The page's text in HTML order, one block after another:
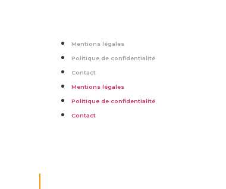
Mentions légales
Politique de confidentialité
Contact
Mentions légales
Politique de confidentialité
Contact